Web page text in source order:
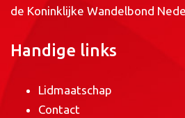
de Koninklijke Wandelbond
Handige links
Lidmaatschap
Contact